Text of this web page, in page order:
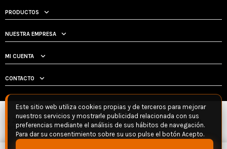
PRODUCTOS
NUESTRA EMPRESA
MI CUENTA
CONTACTO
© 2026 Airsoft Yecla: Armas, Componentes y Accesorios para
Airsoft
Este sitio web utiliza cookies propias y de terceros para mejorar
nuestros servicios y mostrarle publicidad relacionada con sus
preferencias mediante el análisis de sus hábitos de navegación.
Para dar su consentimiento sobre su uso pulse el botón Acepto.